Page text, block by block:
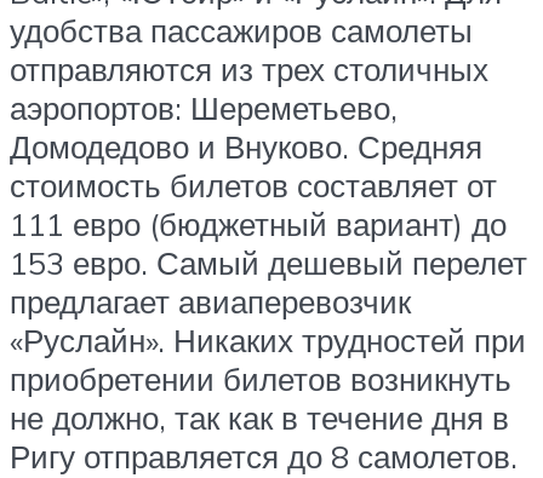
удобства пассажиров самолеты
отправляются из трех столичных
аэропортов: Шереметьево,
Домодедово и Внуково. Средняя
стоимость билетов составляет от
111 евро (бюджетный вариант) до
153 евро. Самый дешевый перелет
предлагает авиаперевозчик
«Руслайн». Никаких трудностей при
приобретении билетов возникнуть
не должно, так как в течение дня в
Ригу отправляется до 8 самолетов.